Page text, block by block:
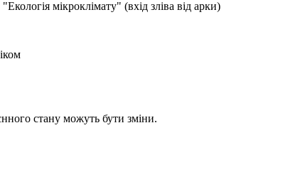
мікроклімату" (вхід зліва від арки)
стану можуть бути зміни.